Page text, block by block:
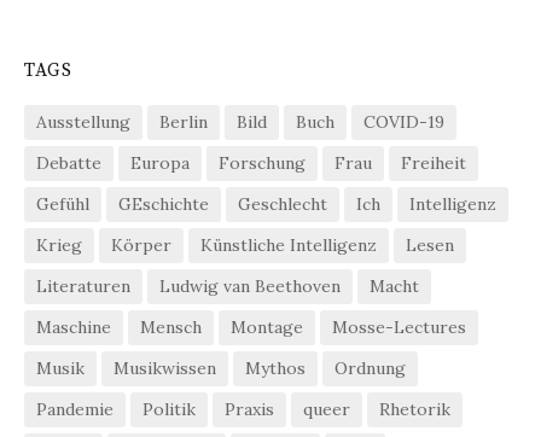
TAGS
Ausstellung Berlin Bild Buch
COVID-19
Debatte
Europa Forschung Frau
Freiheit
Gefühl
GEschichte Geschlecht Ich
Intelligenz
Krieg
Körper Künstliche Intelligenz
Lesen
Literaturen
Ludwig van Beethoven
Macht
Maschine
Mensch Montage
Mosse-Lectures
Musik
Musikwissen Mythos
Ordnung
Pandemie
Politik Praxis queer
Rhetorik